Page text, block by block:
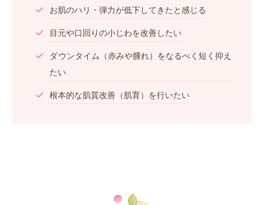
お肌のハリ・弾力が低下してきたと感じる
目元や口回りの小じわを改善したい
ダウンタイム（赤みや腫れ）をなるべく短く抑え
たい
根本的な肌質改善（肌育）を行いたい